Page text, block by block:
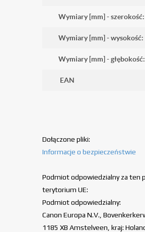
Wymiary [mm] - szerokość:
Wymiary [mm] - wysokość:
Wymiary [mm] - głębokość:
EAN
Dołączone pliki:
Informacje o bezpieczeństwie
Podmiot odpowiedzialny za ten
terytorium UE:
Podmiot odpowiedzialny:
Canon Europa N.V.,
1185 XB Amstelveen, kraj: